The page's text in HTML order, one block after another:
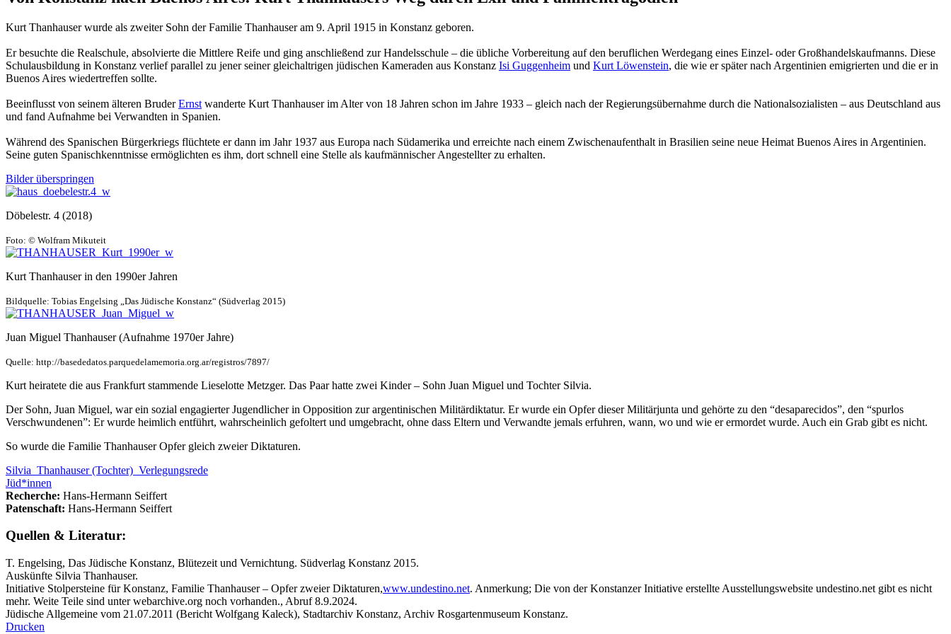
Kurt Thanhauser wurde als zweiter Sohn der Familie Thanhauser am 9. April 1915 in Konstanz geboren.
Er besuchte die Realschule, absolvierte die Mittlere Reife und ging anschließend zur Handelsschule – die übliche Vorbereitung auf den beruflichen Werdegang eines Einzel- oder Großhandelskaufmanns. Diese
Schulausbildung in Konstanz verlief parallel zu jener seiner gleichaltrigen jüdischen Kameraden aus Konstanz Isi Guggenheim und Kurt Löwenstein, die wie er später nach Argentinien emigrierten und die er in
Buenos Aires wiedertreffen sollte.
Beeinflusst von seinem älteren BruderErnst wanderte Kurt Thanhauser im Alter von 18 Jahren schon im Jahre 1933 – gleich nach der Regierungsübernahme durch die National­sozialisten – aus Deutschland aus
und fand Aufnahme bei Verwandten in Spanien.
Während des Spanischen Bürgerkriegs flüchtete er dann im Jahr 1937 aus Europa nach Südamerika und erreichte nach einem Zwischenaufenthalt in Brasilien seine neue Heimat Buenos Aires in Argentinien.
Seine guten Spanisch­kenntnisse ermöglichten es ihm, dort schnell eine Stelle als kaufmännischer Angestellter zu erhalten.
Bilder überspringen
Döbelestr. 4 (2018)
Foto: © Wolfram Mikuteit
Kurt Thanhauser in den 1990er Jahren
Bildquelle: Tobias Engelsing „Das Jüdische Konstanz“ (Südverlag 2015)
Juan Miguel Thanhauser (Aufnahme 1970er Jahre)
Quelle: http://basededatos.parquedelamemoria.org.ar/registros/7897/
Kurt heiratete die aus Frankfurt stammende Lieselotte Metzger. Das Paar hatte zwei Kinder – Sohn Juan Miguel und Tochter Silvia.
Der Sohn, Juan Miguel, war ein sozial engagierter Jugendlicher in Opposition zur argentinischen Militär­diktatur. Er wurde ein Opfer dieser Militärjunta und gehörte zu den “desaparecidos”, den “spurlos
Verschwundenen”: Er wurde heimlich entführt, wahrscheinlich gefoltert und umgebracht, ohne dass Eltern und Verwandte jemals erfuhren, wann, wo und wie er ermordet wurde. Auch ein Grab gibt es nicht.
So wurde die Familie Thanhauser Opfer gleich zweier Diktaturen.
Silvia_Thanhauser (Tochter)_Verlegungsrede
Jüd*innen
Recherche: Hans-Hermann Seiffert
Patenschaft: Hans-Hermann Seiffert
Quellen & Literatur:
T. Engelsing, Das Jüdische Konstanz, Blütezeit und Vernichtung. Südverlag Konstanz 2015.
Auskünfte Silvia Thanhauser.
Initiative Stolpersteine für Konstanz, Familie Thanhauser – Opfer zweier Diktaturen,www.undestino.net. Anmerkung; Die von der Konstanzer Initiative erstellte Ausstellungswebsite undestino.net gibt es nicht
mehr. Weite Teile sind unter webarchive.org noch vorhanden., Abruf 8.9.2024.
Jüdische Allgemeine vom 21.07.2011 (Bericht Wolfgang Kaleck), Stadtarchiv Konstanz, Archiv Rosgartenmuseum Konstanz.
Drucken